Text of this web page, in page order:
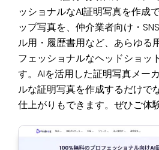
ッショナルなAI証明写真を作成
ップ写真を、仲介業者向け・
ル用・履歴書用など、あらゆる
フェッショナルなヘッドショッ
す。AIを活用した証明写真メー
ルな証明写真を作成するだけで
仕上がりもできます。ぜひご体